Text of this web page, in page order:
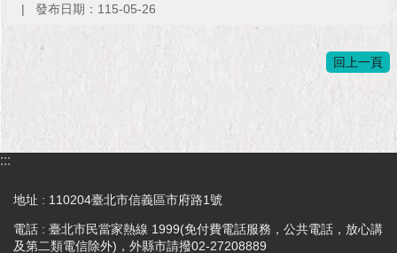
發布日期：115-05-26
回上一頁
:::
地址 : 110204臺北市信義區市府路1號
電話 : 臺北市民當家熱線 1999(免付費電話服務，公共電話，放心講
及第二類電信除外)，外縣市請撥02-27208889